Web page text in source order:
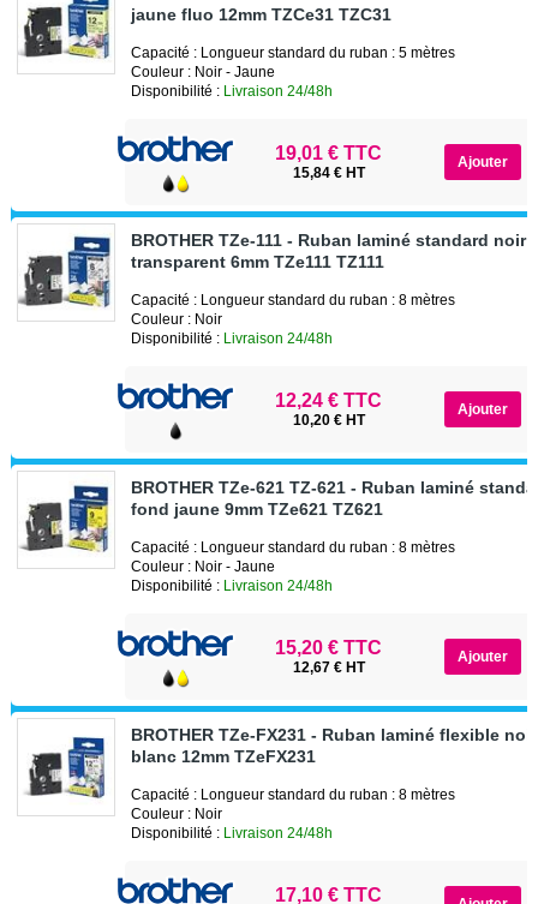
jaune fluo 12mm TZCe31 TZC31
Capacité : Longueur standard du ruban : 5 mètres
Couleur : Noir - Jaune
Disponibilité : Livraison 24/48h
19,01 € TTC
15,84 € HT
BROTHER TZe-111 - Ruban laminé standard noir
transparent 6mm TZe111 TZ111
Capacité : Longueur standard du ruban : 8 mètres
Couleur : Noir
Disponibilité : Livraison 24/48h
12,24 € TTC
10,20 € HT
BROTHER TZe-621 TZ-621 - Ruban laminé
fond jaune 9mm TZe621 TZ621
Capacité : Longueur standard du ruban : 8 mètres
Couleur : Noir - Jaune
Disponibilité : Livraison 24/48h
15,20 € TTC
12,67 € HT
BROTHER TZe-FX231 - Ruban laminé flexible
blanc 12mm TZeFX231
Capacité : Longueur standard du ruban : 8 mètres
Couleur : Noir
Disponibilité : Livraison 24/48h
17,10 € TTC